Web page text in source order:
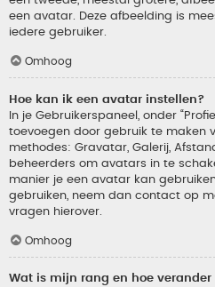
een avatar. Deze afbeelding is
iedere gebruiker.
Omhoog
Hoe kan ik een avatar instellen?
In je Gebruikerspaneel, onder
toevoegen door gebruik te maken
methodes: Gravatar, Galerij,
beheerders om avatars in te
manier je een avatar kan
gebruiken, neem dan contact op
vragen hierover.
Omhoog
Wat is mijn rang en hoe